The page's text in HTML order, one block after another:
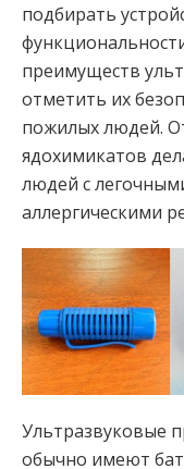
подбирать
преимуществ
отметить их
пожилых людей.
ядохимикатов
людей с
аллергическими
Ультразвуковые
обычно имеют